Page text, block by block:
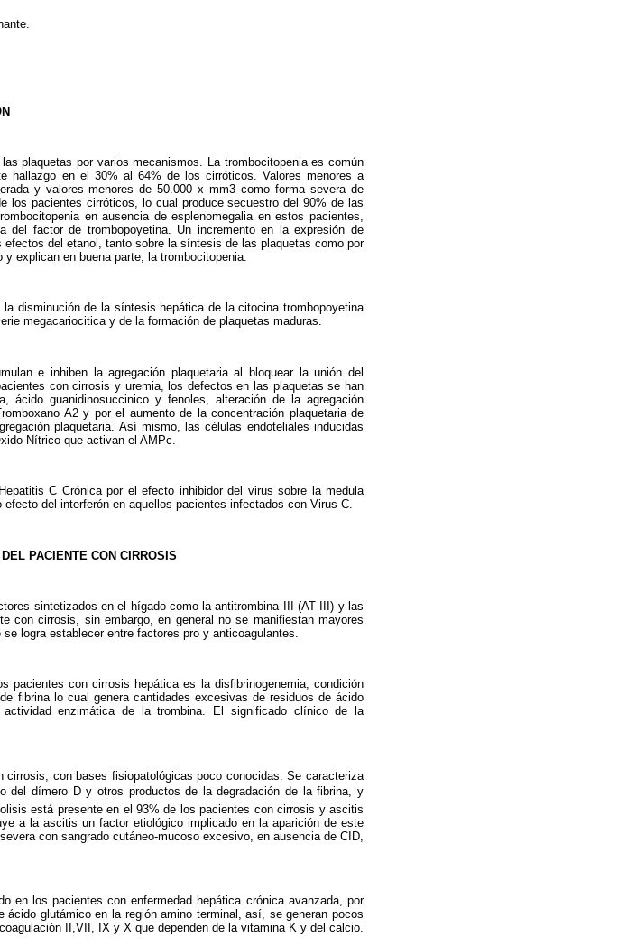
plaquetas por varios mecanismos. La trombocitopenia es común
ha­llazgo en el 30% al 64% de los cirróticos. Valores menores a
y valores menores de 50.000 x mm3como forma severa de
los pacientes cirróticos, lo cual produce secuestro del 90% de las
en ausencia de esplenomegalia en estos pacientes,
del factor de trombopoyetina. Un incremento en la expresión de
del etanol, tanto sobre la síntesis de las plaquetas como por
explican en buena parte, la trombocitopenia.
disminución de la síntesis hepática de la citocina trombopoye­tina
megacariocitica y de la formación de plaquetas maduras.
e inhiben la agregación plaquetaria al bloquear la unión del
con cirrosis y uremia, los defectos en las plaquetas se han
ácido guanidinosuccinico y fenoles, alteración de la agregación
A2 y por el aumento de la concentración plaquetaria de
plaquetaria. Así mismo, las células endoteliales inducidas
Nítrico que activan el AMPc.
C Crónica por el efecto inhibidor del virus sobre la medula
del interferón en aquellos pacientes infectados con Virus C.
PACIENTE CON CIRROSIS
sintetizados en el hígado como la antitrombina III (AT III) y las
con cirrosis, sin embargo, en general no se manifiestan mayores
logra establecer entre factores pro y anticoagulantes.
pacientes con cirrosis hepática es la disfibrinogenemia, condi­ción
fibrina lo cual genera cantidades excesivas de residuos de ácido
enzimática de la trombina. El significado clínico de la
con bases fisiopatológicas poco conocidas. Se caracteri­za
dímero D y otros productos de la degradación de la fibrina, y
está presente en el 93% de los pacientes con cirrosis y ascitis
a la ascitis un factor etiológico implicado en la aparición de este
con sangrado cutáneo-mucoso excesivo, en ausencia de CID,
en los pacientes con enfermedad hepática crónica avan­zada, por
glutámico en la región amino terminal, así, se generan pocos
II,VII, IX y X que dependen de la vitamina K y del calcio.